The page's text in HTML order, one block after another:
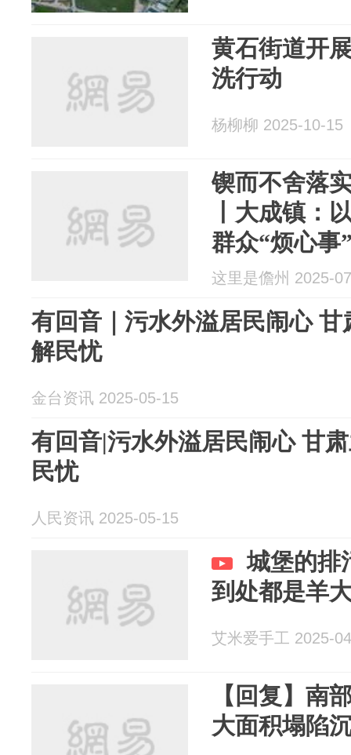
黄石街道开
洗行动
杨柳柳 2025-10-15
锲而不舍落
丨大成镇：
群众“烦心事
这里是儋州 2025-
有回音｜污水外溢居民闹心
解民忧
金台资讯 2025-05-15
有回音|污水外溢居民闹心 甘
民忧
人民资讯 2025-05-15
城堡的排
到处都是羊
艾米爱手工 2025-
【回复】南
大面积塌陷